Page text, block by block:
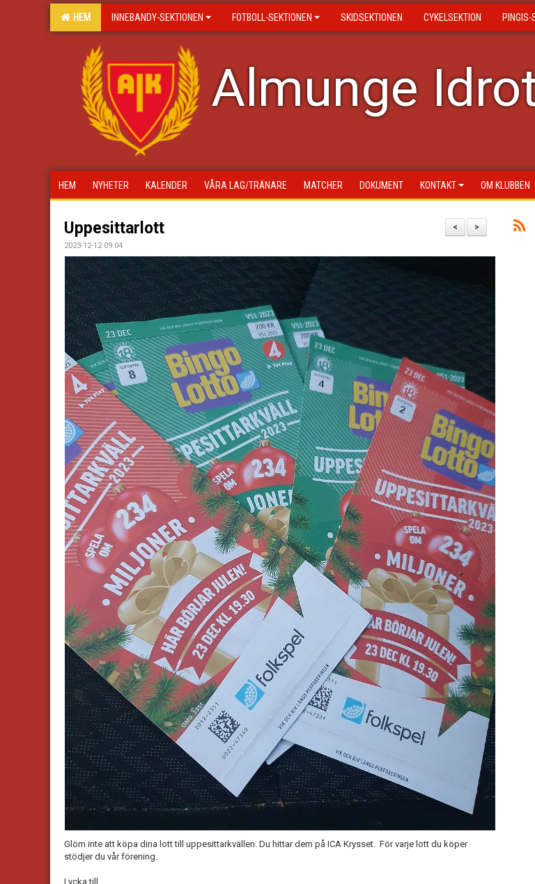
HEM INNEBANDY-SEKTIONEN FOTBOLL-SEKTIONEN SKIDSEKTIONEN CYKELSEKTION PINGIS-
Almunge
HEM NYHETER KALENDER VÅRA LAG/TRÄNARE MATCHER DOKUMENT KONTAKT OM KLUBBEN
>
<
Uppesittarlott
2023-12-12 09:04
Glöm inte att köpa dina lott till uppesittarkvällen. Du hittar dem på ICA Krysset. För varje lott du köper
stödjer du vår förening.
Lycka till